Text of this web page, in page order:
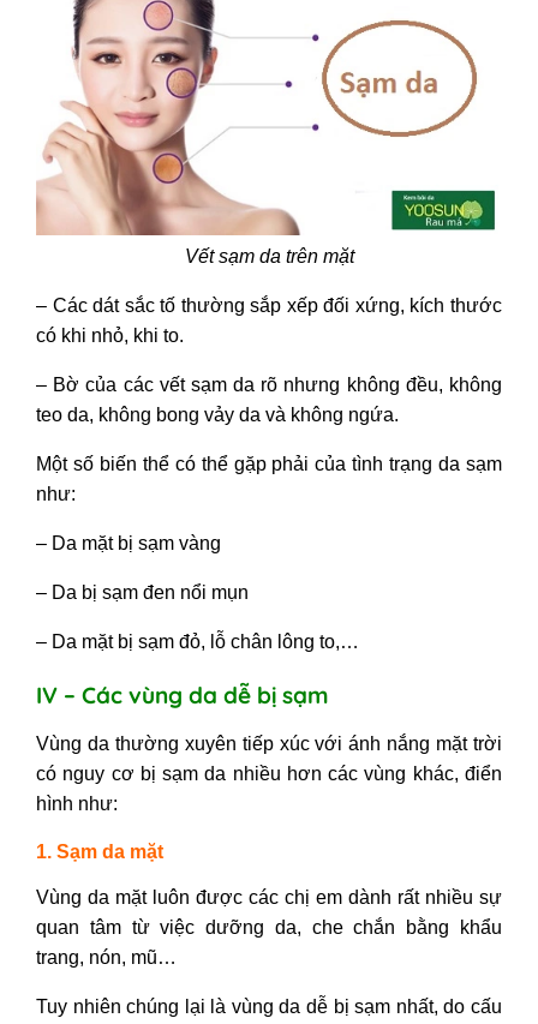
Vết sạm da trên mặt
– Các dát sắc tố thường sắp xếp đối xứng, kích thước
có khi nhỏ, khi to.
– Bờ của các vết sạm da rõ nhưng không đều, không
teo da, không bong vảy da và không ngứa.
Một số biến thể có thể gặp phải của tình trạng da sạm
như:
– Da mặt bị sạm vàng
– Da bị sạm đen nổi mụn
– Da mặt bị sạm đỏ, lỗ chân lông to,…
IV – Các vùng da dễ bị sạm
Vùng da thường xuyên tiếp xúc với ánh nắng mặt trời
có nguy cơ bị sạm da nhiều hơn các vùng khác, điển
hình như:
1. Sạm da mặt
Vùng da mặt luôn được các chị em dành rất nhiều sự
quan tâm từ việc dưỡng da, che chắn bằng khẩu
trang, nón, mũ…
Tuy nhiên chúng lại là vùng da dễ bị sạm nhất, do cấu